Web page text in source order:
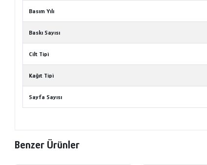
Basım Yılı
Baskı Sayısı
Cilt Tipi
Kağıt Tipi
Sayfa Sayısı
Benzer Ürünler